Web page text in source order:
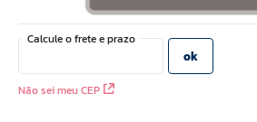
Não sei meu CEP